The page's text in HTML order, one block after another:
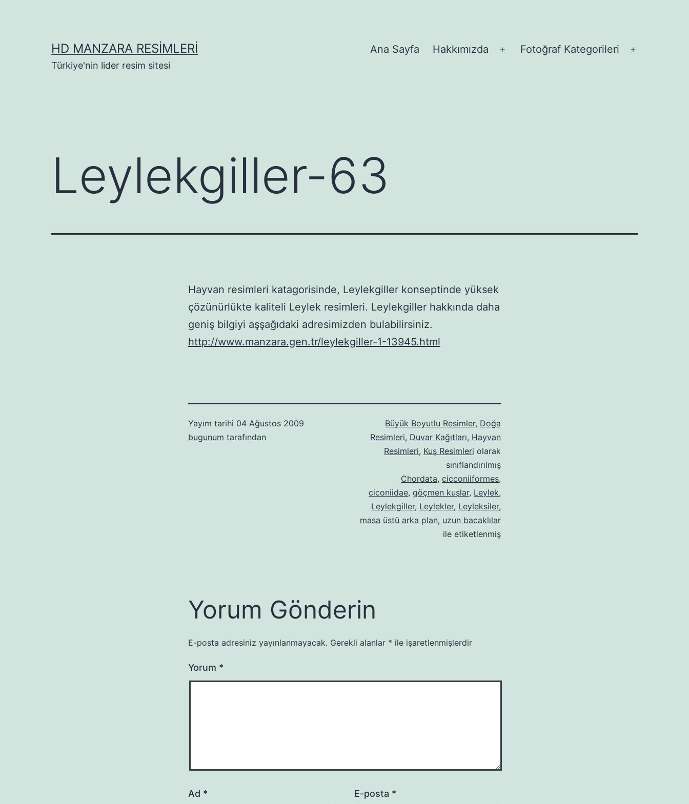
HD MANZARA RESIMLERI
Türkiye'nin lider resim sitesi
Ana Sayfa Hakkımızda
Menüyü
Fotoğraf Kategorileri
Leylekgiller-63
Hayvan resimleri katagorisinde, Leylekgiller konseptinde yüksek
çözünürlükte kaliteli Leylek resimleri. Leylekgiller hakkında daha
geniş bilgiyi aşşağıdaki adresimizden bulabilirsiniz.
http://www.manzara.gen.tr/leylekgiller-1-13945.html
Yayım tarihi 04 Ağustos 2009
bugunum tarafından
Büyük Boyutlu Resimler, Doğa
Resimleri, Duvar Kağıtları, Hayvan
Resimleri, Kuş Resimleri olarak
sınıflandırılmış
Chordata, cicconiiformes,
ciconiidae, göçmen kuşlar, Leylek,
Leylekgiller, Leylekler, Leyleksiler,
masa üstü arka plan, uzun bacaklılar
ile etiketlenmiş
Yorum Gönderin
E-posta adresiniz yayınlanmayacak. Gerekli alanlar * ile işaretlenmişlerdir
Yorum *
Ad * E-posta *